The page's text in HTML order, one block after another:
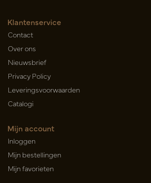
Klantenservice
Contact
Over ons
Nieuwsbrief
Privacy Policy
Leveringsvoorwaarden
Catalogi
Mijn account
Inloggen
Mijn bestellingen
Mijn favorieten